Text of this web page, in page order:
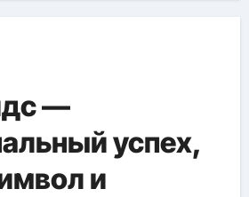
—
успех,
и